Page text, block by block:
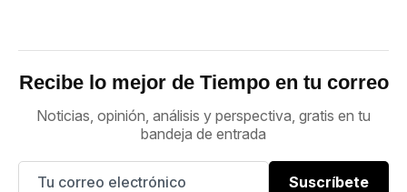
Recibe lo mejor de Tiempo en tu correo
Noticias, opinión, análisis y perspectiva, gratis en tu
bandeja de entrada
Suscríbete